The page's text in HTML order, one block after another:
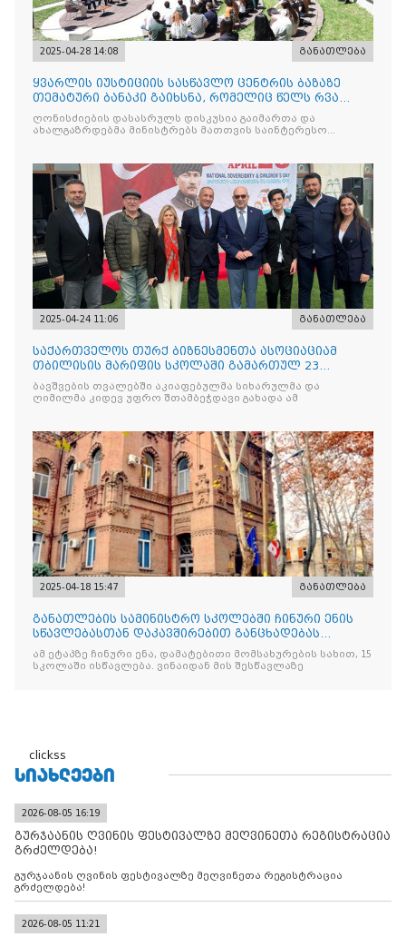
2025-04-28 14:08 განათლება
ყვარლის იუსტიციის სასწავლო ცენტრის ბაზაზე
თემატური ბანაკი გაიხსნა, რომელიც წელს რვა
ნაკადად ჩატარდებ
ღონისძიების დასასრულს დისკუსია გაიმართა და
ახალგაზრდებმა მინისტრებს მათთვის საინტერესო
2025-04-24 11:06 განათლება
საქართველოს თურქ ბიზნესმენთა ასოციაციამ
თბილისის მარიფის სკოლაში გამართულ 23
აპრილის ეროვნული სუვერე
ბავშვების თვალებში აკიაფებულმა სიხარულმა და
ღიმილმა კიდევ უფრო შთამბეჭდავი გახადა ამ
2025-04-18 15:47 განათლება
განათლების სამინისტრო სკოლებში ჩინური ენის
სწავლებასთან დაკავშირებით განცხადებას
ავრცელებს
ამ ეტაპზე ჩინური ენა, დამატებითი მომსახურების სახით, 15
სკოლაში ისწავლება. ვინაიდან მის შესწავლაზე
clickss
ᲡᲘᲐᲮᲚᲔᲔᲑᲘ
2026-08-05 16:19
გურჯაანის ღვინის ფესტივალზე მეღვინეთა რეგისტრაცია
გრძელდება!
გურჯაანის ღვინის ფესტივალზე მეღვინეთა რეგისტრაცია
გრძელდება!
2026-08-05 11:21